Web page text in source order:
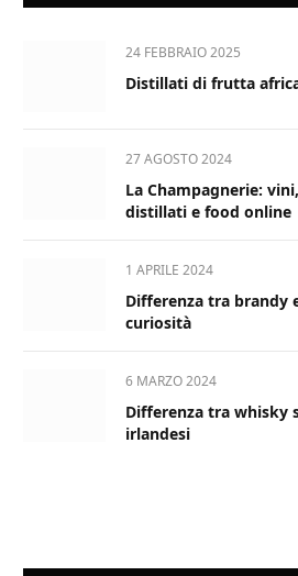
24 FEBBRAIO 2025
Distillati di frutta
27 AGOSTO 2024
La Champagnerie:
distillati e food online
1 APRILE 2024
Differenza tra brandy
curiosità
6 MARZO 2024
Differenza tra whisky
irlandesi